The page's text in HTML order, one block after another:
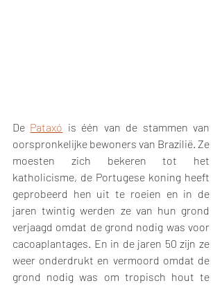
De Pataxó is één van de stammen van
oorspronkelijke bewoners van Brazilië. Ze
moesten zich bekeren tot het
katholicisme, de Portugese koning heeft
geprobeerd hen uit te roeien en in de
jaren twintig werden ze van hun grond
verjaagd omdat de grond nodig was voor
cacoaplantages. En in de jaren 50 zijn ze
weer onderdrukt en vermoord omdat de
grond nodig was om tropisch hout te